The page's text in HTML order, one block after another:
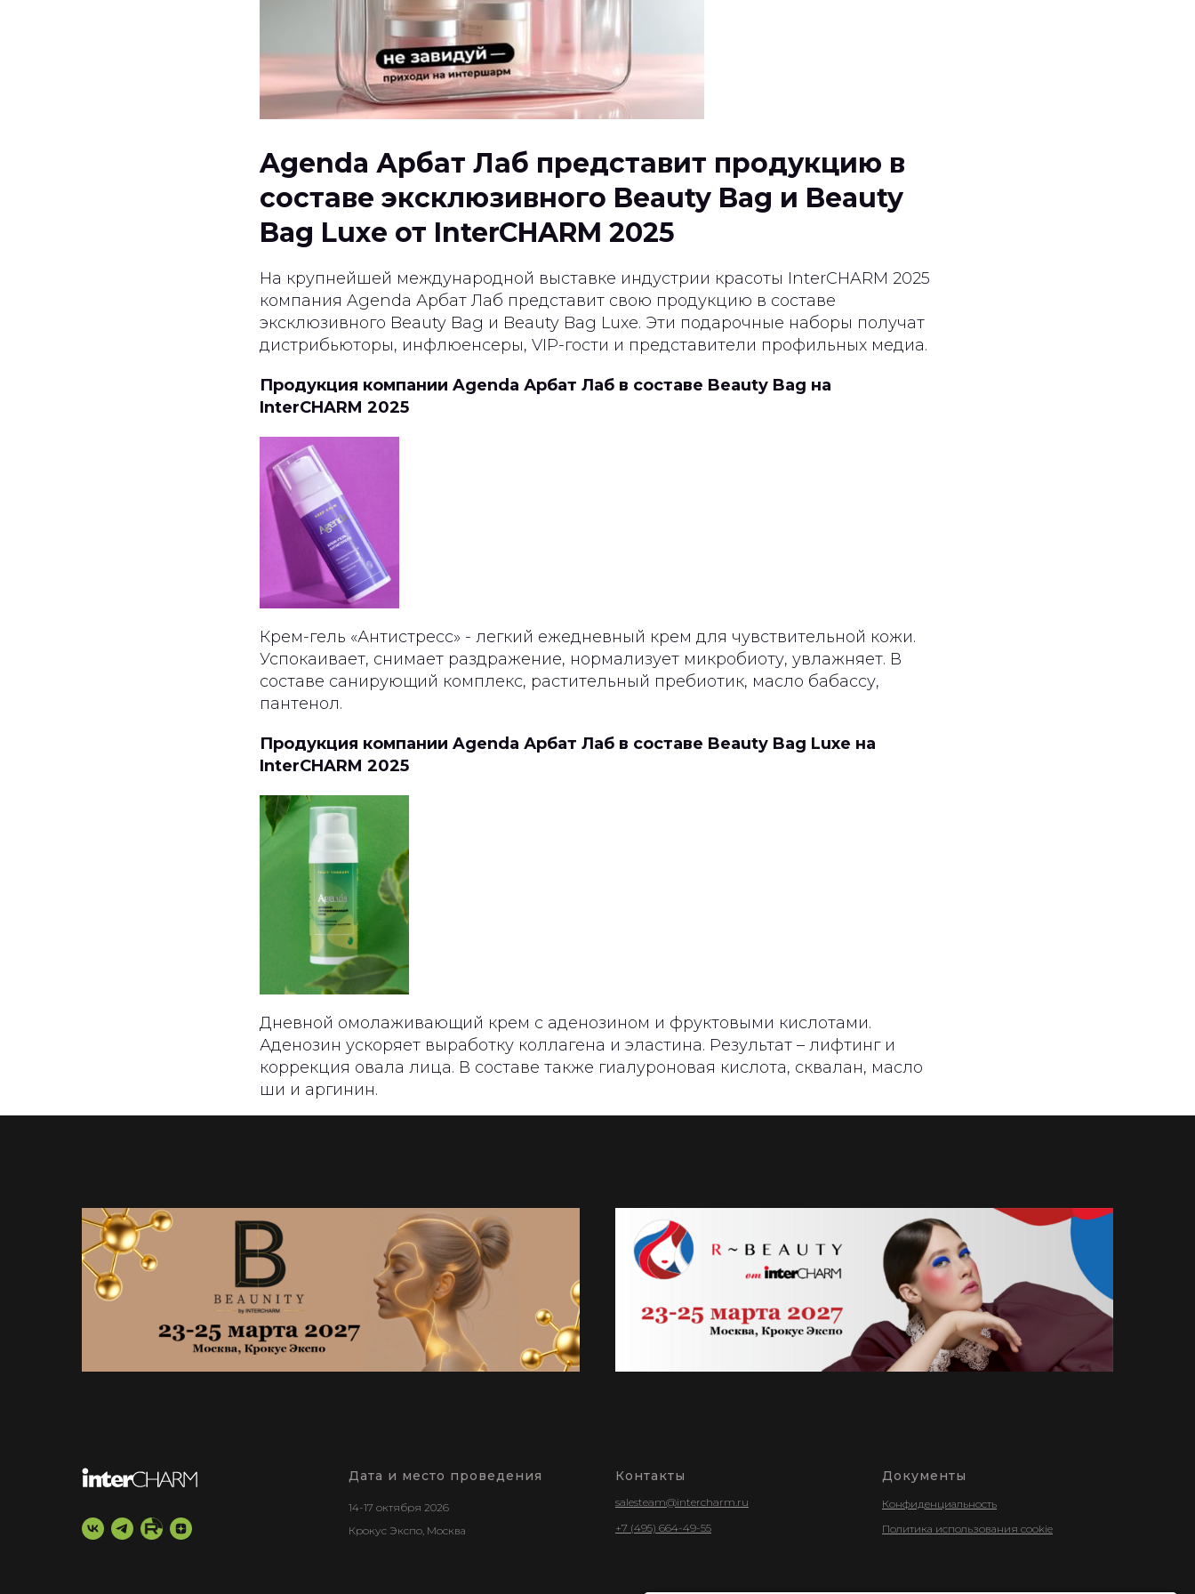
Agenda Арбат Лаб представит продукцию в
составе эксклюзивного Beauty Bag и Beauty
Bag Luxe от InterCHARM 2025
На крупнейшей международной выставке индустрии красоты InterCHARM 2025
компания Agenda Арбат Лаб представит свою продукцию в составе
эксклюзивного Beauty Bag и Beauty Bag Luxe. Эти подарочные наборы получат
дистрибьюторы, инфлюенсеры, VIP-гости и представители профильных медиа.
Продукция компании Agenda Арбат Лаб в составе Beauty Bag на
InterCHARM 2025
Крем-гель «Антистресс» - легкий ежедневный крем для чувствительной кожи.
Успокаивает, снимает раздражение, нормализует микробиоту, увлажняет. В
составе санирующий комплекс, растительный пребиотик, масло бабассу,
пантенол.
Продукция компании Agenda Арбат Лаб в составе Beauty Bag Luxe на
InterCHARM 2025
Дневной омолаживающий крем с аденозином и фруктовыми кислотами.
Аденозин ускоряет выработку коллагена и эластина. Результат – лифтинг и
коррекция овала лица. В составе также гиалуроновая кислота, сквалан, масло
ши и аргинин.
Дата и место проведения
14-17 октября 2026
Крокус Экспо, Москва
Контакты
salesteam@intercharm.ru
+7 (495) 664-49-55
Документы
Конфиденциальность
Политика использования cookie